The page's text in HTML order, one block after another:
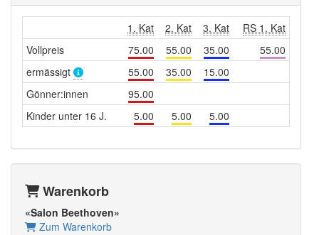
1. Kat 2. Kat 3. Kat
RS 1. Kat
Vollpreis
75.00 55.00 35.00
55.00
ermässigt
55.00 35.00
15.00
Gönner:innen
95.00
Kinder unter 16 J.
5.00 5.00 5.00
Warenkorb
«Salon Beethoven»
Zum Warenkorb